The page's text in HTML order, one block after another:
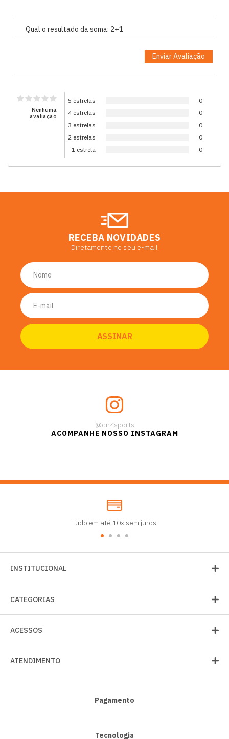
Nenhuma
avaliação
5 estrelas
0
4 estrelas
0
3 estrelas
0
2 estrelas
0
1 estrela
0
RECEBA NOVIDADES
Diretamente no seu e-mail
@dn4sports
ACOMPANHE NOSSO INSTAGRAM
Tudo em até 10x sem juros
INSTITUCIONAL
CATEGORIAS
ACESSOS
ATENDIMENTO
Pagamento
Tecnologia